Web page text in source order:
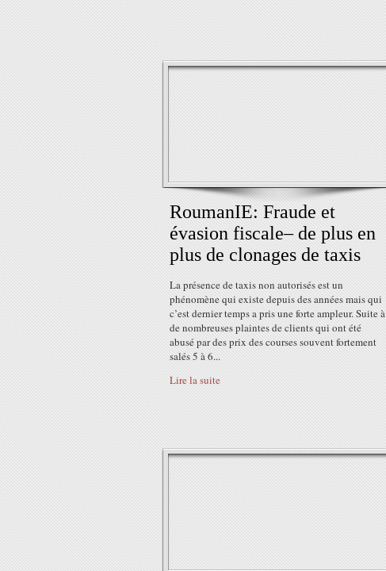
RoumanIE: Fraude et
évasion fiscale– de plus en
plus de clonages de taxis
La présence de taxis non autorisés est un
phénomène qui existe depuis des années mais qui
c’est dernier temps a pris une forte ampleur. Suite à
de nombreuses plaintes de clients qui ont été
abusé par des prix des courses souvent fortement
salés 5 à 6...
Lire la suite